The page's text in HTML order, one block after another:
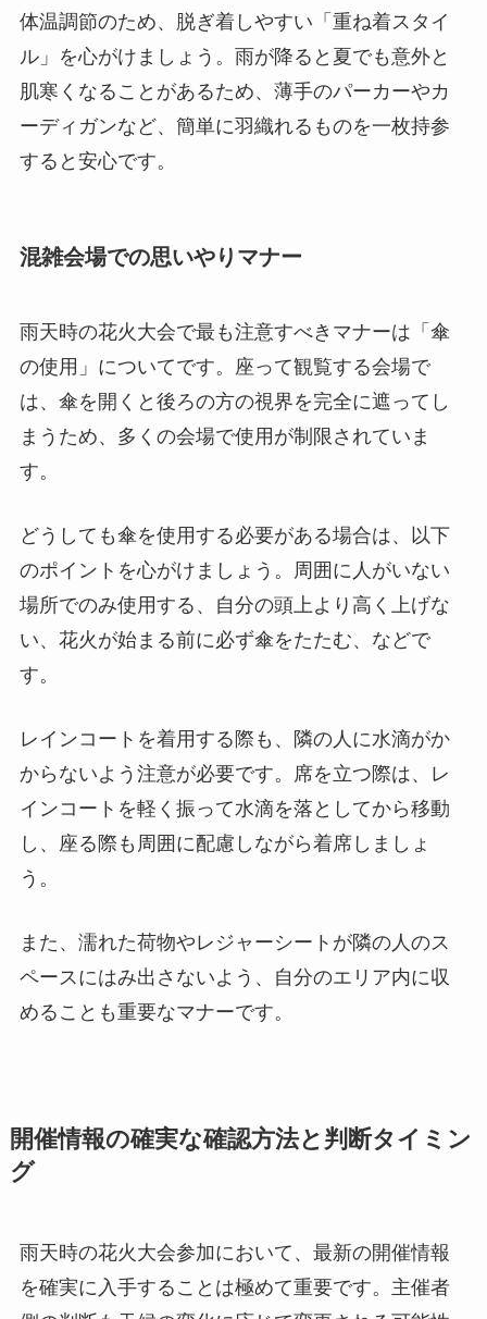
体温調節のため、脱ぎ着しやすい「重ね着スタイ
ル」を心がけましょう。雨が降ると夏でも意外と
肌寒くなることがあるため、薄手のパーカーやカ
ーディガンなど、簡単に羽織れるものを一枚持参
すると安心です。
混雑会場での思いやりマナー
雨天時の花火大会で最も注意すべきマナーは「傘
の使用」についてです。座って観覧する会場で
は、傘を開くと後ろの方の視界を完全に遮ってし
まうため、多くの会場で使用が制限されていま
す。
どうしても傘を使用する必要がある場合は、以下
のポイントを心がけましょう。周囲に人がいない
場所でのみ使用する、自分の頭上より高く上げな
い、花火が始まる前に必ず傘をたたむ、などで
す。
レインコートを着用する際も、隣の人に水滴がか
からないよう注意が必要です。席を立つ際は、レ
インコートを軽く振って水滴を落としてから移動
し、座る際も周囲に配慮しながら着席しましょ
う。
また、濡れた荷物やレジャーシートが隣の人のス
ペースにはみ出さないよう、自分のエリア内に収
めることも重要なマナーです。
開催情報の確実な確認方法と判断タイミン
グ
雨天時の花火大会参加において、最新の開催情報
を確実に入手することは極めて重要です。主催者